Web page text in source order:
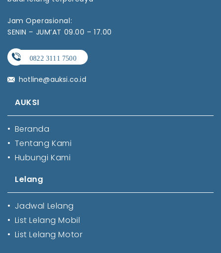
Jam Operasional:
SENIN – JUM’AT 09.00 – 17.00
hotline@auksi.co.id
AUKSI
• Beranda
• Tentang Kami
• Hubungi Kami
Lelang
• Jadwal Lelang
• List Lelang Mobil
• List Lelang Motor